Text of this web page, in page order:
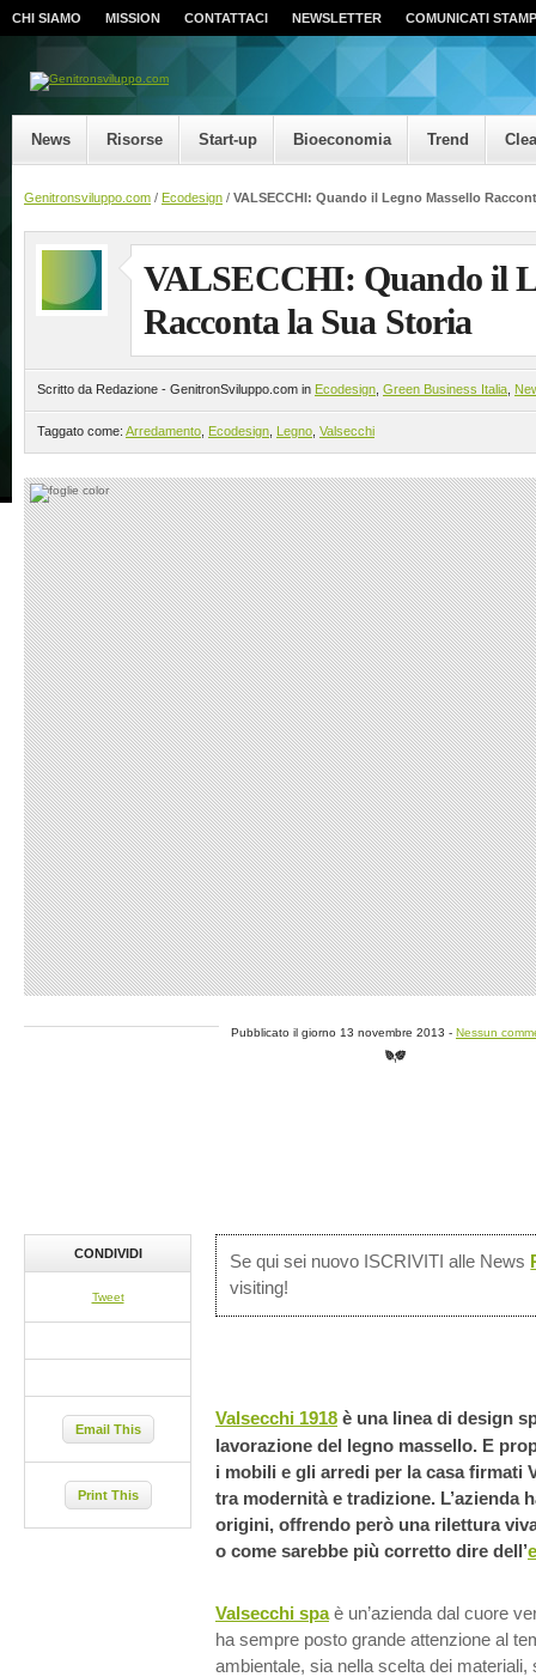
CHI SIAMO MISSION CONTATTACI NEWSLETTER COMUNICATI
News Risorse Start-up Bioeconomia Trend
Genitronsviluppo.com / Ecodesign / VALSECCHI: Quando il Legno Massello
VALSECCHI: Quando il
Racconta la Sua Storia
Scritto da Redazione - GenitronSviluppo.com in Ecodesign Green Business Italia
Taggato come: Arredamento Ecodesign Legno Valsecchi
Pubblicato il giorno 13 novembre 2013 - Nessun
Se qui sei nuovo ISCRIVITI alle News
visiting!
Valsecchi 1918 è una linea di design
lavorazione del legno massello. E
i mobili e gli arredi per la casa firmati
tra modernità e tradizione. L’azienda
origini, offrendo però una rilettura
o come sarebbe più corretto dire dell’
Valsecchi spaè un’azienda dal cuore
ha sempre posto grande attenzione al
ambientale, sia nella scelta dei
CONDIVIDI
Tweet
Email This
Print This